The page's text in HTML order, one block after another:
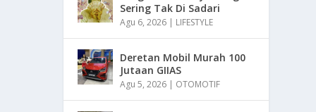
Sering Tak Di Sadari
Agu 6, 2026 | LIFESTYLE
Deretan Mobil Murah 100
Jutaan GIIAS
Agu 5, 2026 | OTOMOTIF